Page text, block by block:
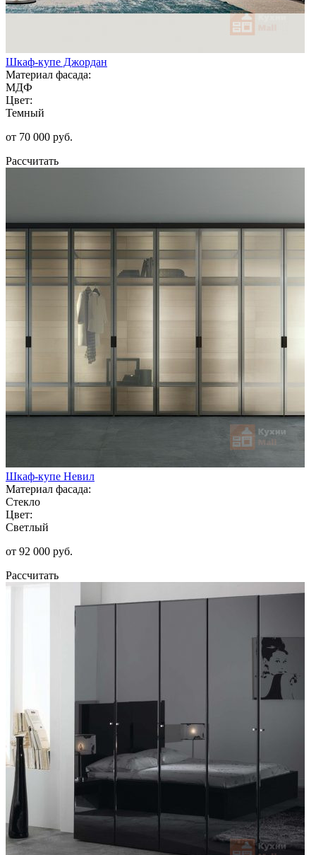
Шкаф-купе Джордан
Материал фасада:
МДФ
Цвет:
Темный
от 70 000 руб.
Рассчитать
Шкаф-купе Невил
Материал фасада:
Стекло
Цвет:
Светлый
от 92 000 руб.
Рассчитать